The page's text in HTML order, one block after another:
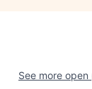
See more